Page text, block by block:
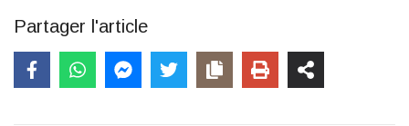
Partager l'article